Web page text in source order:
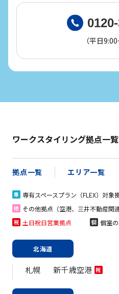
（平日
ワークスタイリング拠点一覧
拠点一覧 エリア一覧
専 専有スペースプラン（FLEX）対象
他 その他拠点（空港、三井不動産関
祝 土日祝日営業拠点 個 個室
北海道
札幌 新千歳空港 祝